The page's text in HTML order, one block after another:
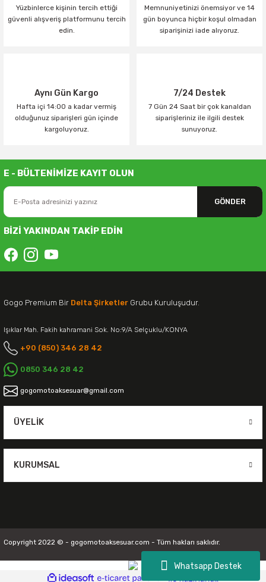
Whatsapp Destek
Yüzbinlerce kişinin tercih ettiği
güvenli alışveriş platformunu tercih
edin.
Memnuniyetinizi önemsiyor ve 14
gün boyunca hiçbir koşul olmadan
siparişinizi iade alıyoruz.
Aynı Gün Kargo
Hafta içi 14:00 a kadar vermiş
olduğunuz siparişleri gün içinde
kargoluyoruz.
7/24 Destek
7 Gün 24 Saat bir çok kanaldan
siparişleriniz ile ilgili destek
sunuyoruz.
E - BÜLTENİMİZE KAYIT OLUN
GÖNDER
BİZİ YAKINDAN TAKİP EDİN
Gogo Premium Bir Delta Şirketler Grubu Kuruluşudur.
Işıklar Mah. Fakih kahramani Sok. No:9/A Selçuklu/KONYA
+90 (850) 346 28 42
0850 346 28 42
gogomotoaksesuar@gmail.com
ÜYELIK
KURUMSAL
Copyright 2022 © - gogomotoaksesuar.com - Tüm hakları saklıdır.
ideasoft